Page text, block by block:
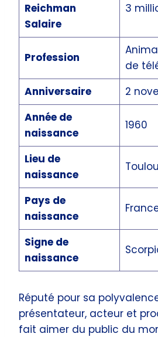
Reichman
Salaire
3
Profession
de
Anniversaire
2
Année de
naissance
1960
Lieu de
naissance
Pays de
naissance
Signe de
naissance
Réputé pour sa
présentateur, acteur et
fait aimer du public du